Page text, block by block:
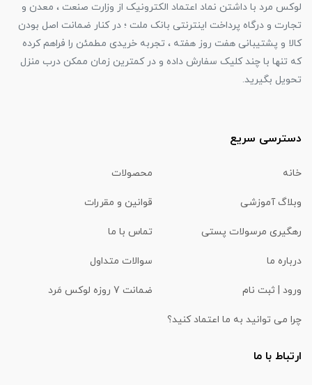
لوکس مرد با داشتن نماد اعتماد الکترونیک از وزارت صنعت ، معدن و
تجارت و درگاه پرداخت اینترنتی بانک ملت ؛ در کنار ضمانت اصل بودن
کالا و پشتیبانی هفت روز هفته ، تجربه خریدی مطمئن را فراهم کرده
که تنها با چند کلیک سفارش داده و در کمترین زمان ممکن درب منزل
تحویل بگیرید.
دسترسی سریع
خانه محصولات
وبلاگ آموزشی قوانین و مقررات
رهگیری مرسولات پستی تماس با ما
درباره ما سوالات متداول
ورود | ثبت نام ضمانت 7 روزه لوکس مَرد
چرا می توانید به ما اعتماد کنید؟
ارتباط با ما